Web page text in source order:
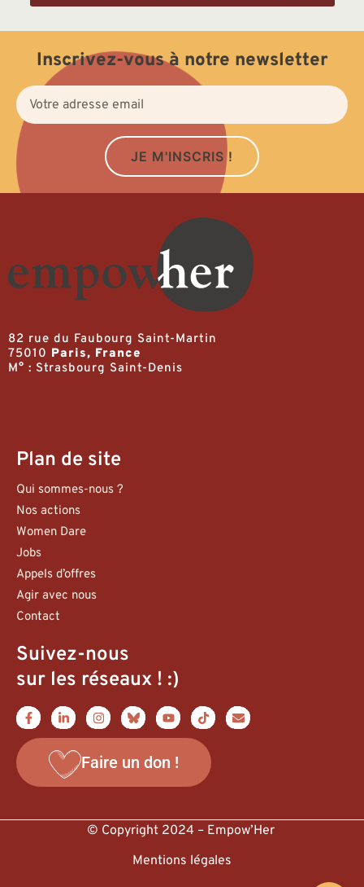
Inscrivez-vous à notre newsletter
JE M'INSCRIS !
82 rue du Faubourg Saint-Martin
75010 Paris, France
M° : Strasbourg Saint-Denis
Plan de site
Qui sommes-nous ?
Nos actions
Women Dare
Jobs
Appels d’offres
Agir avec nous
Contact
Suivez-nous
sur les réseaux ! :)
Faire un don !
© Copyright 2024 – Empow’Her
Mentions légales